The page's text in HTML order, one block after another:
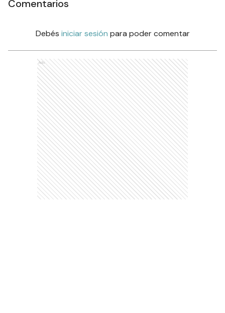
Comentarios
Debés iniciar sesión para poder comentar
Ads